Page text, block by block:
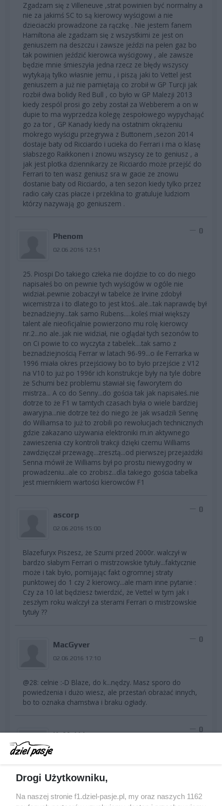
Zgadzam się z Villeneuve ,strat powinien być normalny a
nie za jakimś SC to są kierowcy wyścigowi a nie
dzieciaczki prowadzone za rączkę . Nie jestem fanem
Hamiltona ale zgadzam się z wszystkimi ze jest on
geniuszem na deszczu i zawsze jeździ na pełen gaz bo
tak powinien jeździć kierowca wyścigowy , ale zawsze
będzie mnie śmieszyła jedna rzecz ze błędy wszyscy
wytykają tylko własnie jemu , i piszą jaki to Vettel jest
geniuszem a już nie pamiętają co zrobił w GP Turcji jak
rozbił dwa bolidy Red Bull , co było w GP Malezji 2013
kiedy zespól prosi go zeby został za Webberem a on w
dupie to ma wyprzedza kolegę zespołowego wypychająć
go za tor , GP Kanady kiedy na ostatnim okrążeniu
mokrego wyścigu przegrywa z Buttonem ,sezon 2014
dostaje baty od Ricciardo i ucieka do Ferrari i ma o klasę
słabszego Raikkonen i znowu wszyscy ze to geniusz , a
jak jest plotka dziennikarzy ze Ricciardo może przejść do
Ferrari to ten wasz geniusz sra w gacie ze znowu
dostanie baty od Ricciardo, a ten sezon kiedy tylko przez
radio cały czas płacze i przeklina to gratuluje ludziom
którzy nazywają go geniuszem .
Phenom
02.06.2016 12:51
0
25. Piospi Do takiego człeka nie dojdzie to co do niego
napisałeś bo on pewnie tych wyścigów w ogóle nie
widział..pewnie zobaczył w tabelce że Irvine zdobył
wicemistrza i to dlatego to jest ktoś...ale...tak naprawdę był
beznadziejny...tak samo Rubens.....koleś miał większy
talent ale nieoficjalnie powierzono mu rolę kierowcy
nr.2...no ale..jak nie widział, nie oglądał tych sezonów to
on Ci powie to co wyczyta z tabelek....tak samo z
beznadziejnością Ferrar w latach 96-99...o ile Ferrarka w
1996 miała okres przejściowy bo to było przejście z V12
na V10 to już po 1996r ich konstrukcje były na tyle dobre
że Schumi bez problemu stawiał się faworytem do
mistrza... A co do Senny...do gościa tak jak napisałeś..nie
dotrze to że F1 w tamtych czasach była o wiele bardziej
awaryjna...nie dotrze też do niego że jak wsadzili Sennę
do Williamsa to już to zrobili po rewolucjach technicznych
gdzie zakazano używania elektroniki m.in aktywnego
zawieszenia czy kontroli trakcji dzięki czemu Williams
zawdzięczał przewagę...zresztą...od pierwszej przejażdżki
Senna mówił że Williams był po prostu niewygodny w
prowadzeniu...ale co zrobisz...dla takiego gościa tabelka
jest miernikiem wartości kierowców F1
ascorp
02.06.2016 15:00
0
Blazefuryx Piszesz, że Szumi przed 2000r. walczył w
bardzo słabym Ferrari o mistrzowskie tytuły...faktycznie
może i tak było, pomijając fakt ogromnej straty
punktowej do 1 czy 2 kierowcy...ale mam inne pytanie :
Czy za 10 lat będziesz twierdzić, że Vettel w tym jak i
zeszłym roku walczył za sterami Ferrari o mistrzowskie
tytuły ??
MacGyver
02.06.2016 17:10
0
@28: celnie :-D Blaze, do k...nędzy. Masz sporo do
powiedzenia i dużo wiesz, ale przestań obrażać innych,
bo to oznaka chamstwa i braku ogłady.
KuMaI khan
02.06.2016 17:31
0
Blazefuryx, nie kompromituj się. Czytając twój komentarz
#21 można szczać ze śmiechu. Po pierwsze, się
zdecydowanie nie zrozumieliśmy - mając na myśli bolid, w
którym można wygrywać, miałem na myśli bolid
Drogi Użytkowniku,
Na naszej stronie f1.dziel-pasje.pl, my oraz naszych 1162